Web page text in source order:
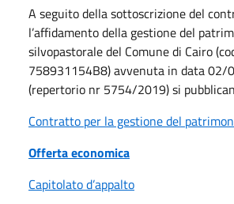
A seguito della sottoscrizione del
l’affidamento della gestione del
silvopastorale del Comune di Cairo
758931154B8) avvenuta in data
(repertorio nr 5754/2019) si
Contratto per la gestione del
Offerta economica
Capitolato d’appalto